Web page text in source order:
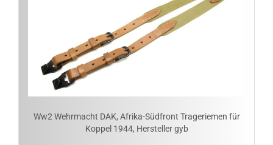
Ww2 Wehrmacht DAK, Afrika-Südfront Trageriemen für
Koppel 1944, Hersteller gyb